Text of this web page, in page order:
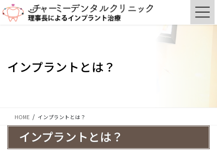
ン
ビ
インプラントとは？
HOME インプラントとは？
インプラントとは？